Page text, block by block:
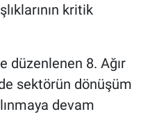
kritik
düzenlenen 8. Ağır
sektörün dönüşüm
devam